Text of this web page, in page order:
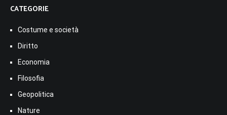
CATEGORIE
Costume e società
Diritto
Economia
Filosofia
Geopolitica
Nature